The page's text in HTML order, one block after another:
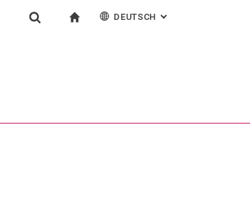
DEUTSCH : ALTERNATIVE